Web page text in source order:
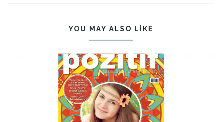
YOU MAY ALSO LIKE